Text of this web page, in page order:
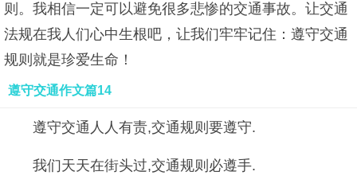
则。我相信一定可以避免很多悲惨的交通事故。让交通
法规在我人们心中生根吧，让我们牢牢记住：遵守交通
规则就是珍爱生命！
遵守交通作文篇14
遵守交通人人有责,交通规则要遵守.
我们天天在街头过,交通规则必遵手.